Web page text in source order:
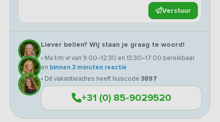
Verstuur
Liever bellen? Wij staan je graag te woord!
• Ma t/m vr van 9:00–12:30 en 13:30–17:00 bereikbaar
en binnen 3 minuten reactie
• Dit vakantieadres heeft huiscode 3897
+31 (0) 85-9029520